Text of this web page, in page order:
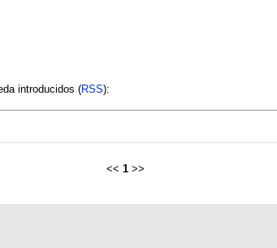
introducidos (RSS):
<< 1 >>